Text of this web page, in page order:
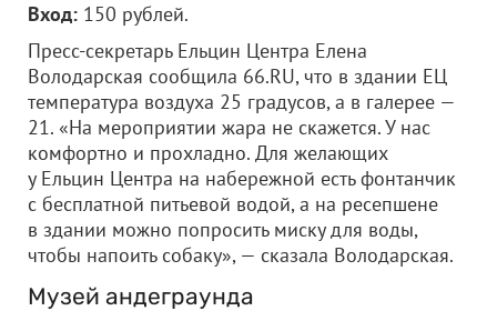
Вход: 150 рублей.
Пресс-секретарь Ельцин Центра Елена
Володарская сообщила 66.RU, что в здании ЕЦ
температура воздуха 25 градусов, а в галерее —
21. «На мероприятии жара не скажется. У нас
комфортно и прохладно. Для желающих
у Ельцин Центра на набережной есть фонтанчик
с бесплатной питьевой водой, а на ресепшене
в здании можно попросить миску для воды,
чтобы напоить собаку», — сказала Володарская.
Музей андеграунда